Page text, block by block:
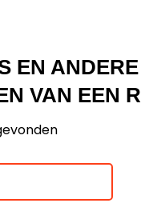
EN
VAN EEN